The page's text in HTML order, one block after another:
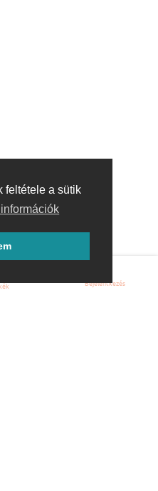
feltétele a sütik
Bejelentkezés